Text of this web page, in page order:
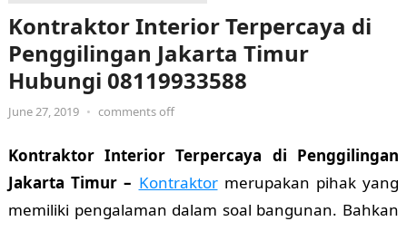
Kontraktor Interior Terpercaya di
Penggilingan Jakarta Timur
Hubungi 08119933588
June 27, 2019 • comments off
Kontraktor Interior Terpercaya di Penggilingan
Jakarta Timur – Kontraktormerupakan pihak yang
memiliki pengalaman dalam soal bangunan. Bahkan